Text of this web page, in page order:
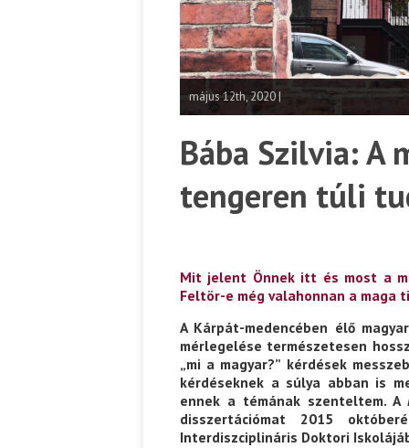
május 12th, 2020 |
Bába Szilvia: A
tengeren túli
Mit jelent Önnek itt és most a
Feltör-e még valahonnan a maga
A Kárpát-medencében élő
mérlegelése természetesen
„mi a magyar?” kérdések
kérdéseknek a súlya abban is
ennek a témának szenteltem. A
disszertációmat 2015
Interdiszciplináris Doktori